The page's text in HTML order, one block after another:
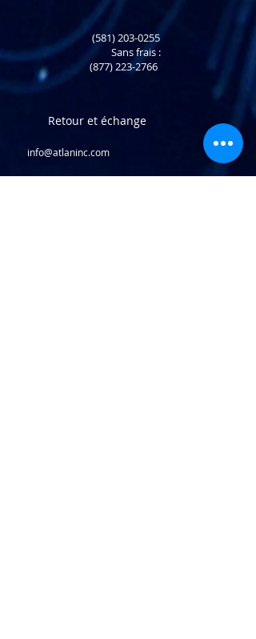
(581) 203-0255
​ Sans frais :
(877) 223-2766
Retour et échange
info@atlaninc.com